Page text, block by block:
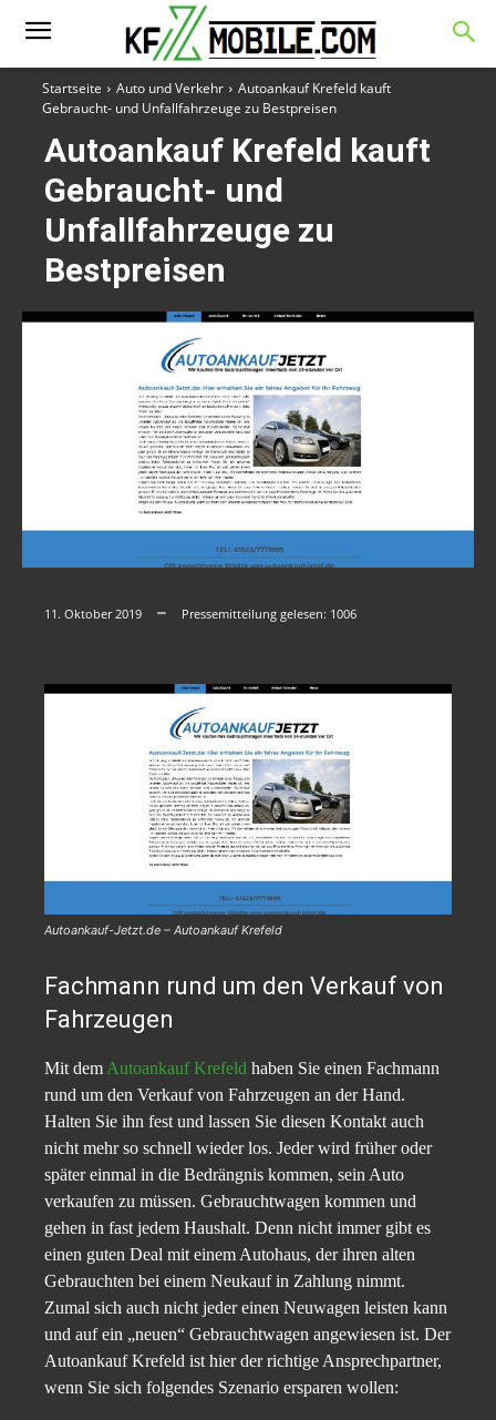
Startseite Auto und Verkehr
Autoankauf Krefeld kauft
Gebraucht- und Unfallfahrzeuge zu Bestpreisen
Autoankauf Krefeld kauft
Gebraucht- und
Unfallfahrzeuge zu
Bestpreisen
11. Oktober 2019 Pressemitteilung gelesen: 1006
Autoankauf-Jetzt.de – Autoankauf Krefeld
Fachmann rund um den Verkauf von
Fahrzeugen
Mit dem Autoankauf Krefeld haben Sie einen Fachmann
rund um den Verkauf von Fahrzeugen an der Hand.
Halten Sie ihn fest und lassen Sie diesen Kontakt auch
nicht mehr so schnell wieder los. Jeder wird früher oder
später einmal in die Bedrängnis kommen, sein Auto
verkaufen zu müssen. Gebrauchtwagen kommen und
gehen in fast jedem Haushalt. Denn nicht immer gibt es
einen guten Deal mit einem Autohaus, der ihren alten
Gebrauchten bei einem Neukauf in Zahlung nimmt.
Zumal sich auch nicht jeder einen Neuwagen leisten kann
und auf ein „neuen“ Gebrauchtwagen angewiesen ist. Der
Autoankauf Krefeld ist hier der richtige Ansprechpartner,
wenn Sie sich folgendes Szenario ersparen wollen: